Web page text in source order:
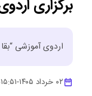
برگزاری
اردوی آموزشی
۰۲ خرداد ۱۴۰۵ -۱۵:۵۱